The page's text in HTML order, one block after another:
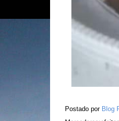
Postado por Blog